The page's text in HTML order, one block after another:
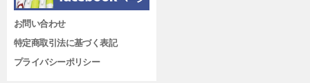
お問い合わせ
特定商取引法に基づく表記
プライバシーポリシー